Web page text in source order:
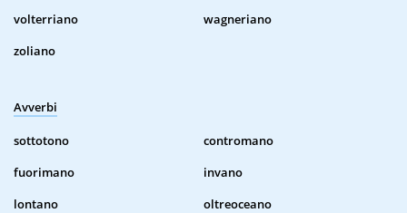
volterriano
wagneriano
zoliano
Avverbi
sottotono
contromano
fuorimano
invano
lontano
oltreoceano